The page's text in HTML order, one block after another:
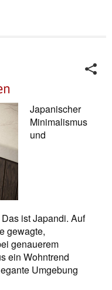
Japanischer
Minimalismus
und
ist Japandi. Auf
gewagte,
genauerem
ein Wohntrend
Umgebung